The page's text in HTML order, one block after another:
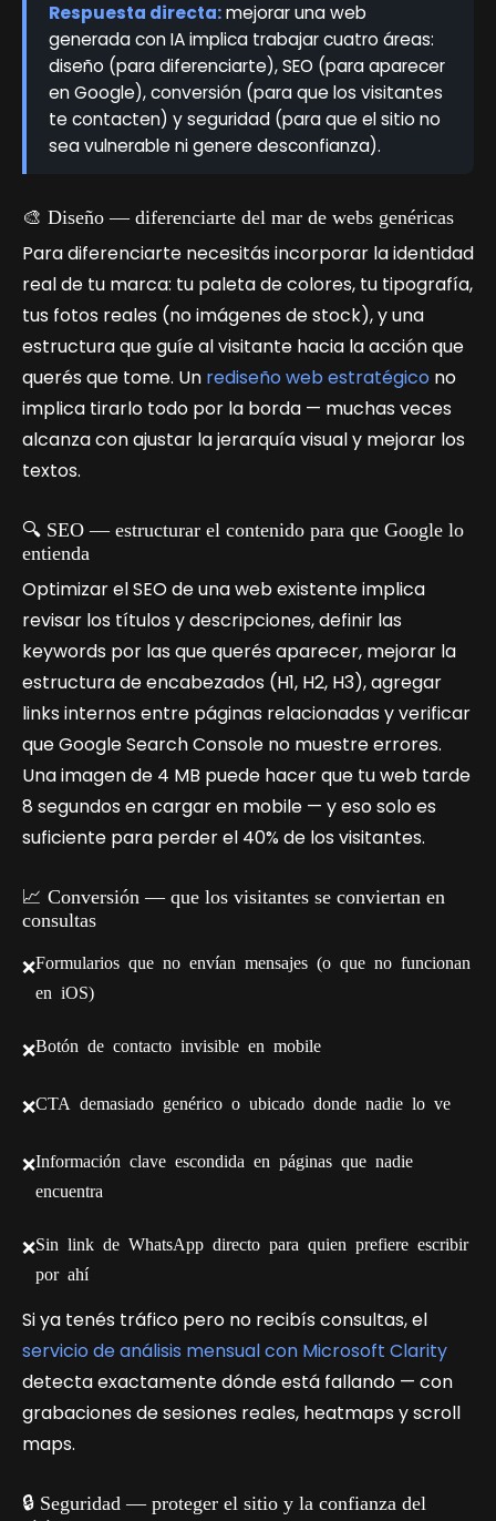
Respuesta directa:mejorar una web
generada con IA implica trabajar cuatro áreas:
diseño (para diferenciarte), SEO (para aparecer
en Google), conversión (para que los visitantes
te contacten) y seguridad (para que el sitio no
sea vulnerable ni genere desconfianza).
🎨 Diseño — diferenciarte del mar de webs genéricas
Para diferenciarte necesitás incorporar la identidad
real de tu marca: tu paleta de colores, tu tipografía,
tus fotos reales (no imágenes de stock), y una
estructura que guíe al visitante hacia la acción que
querés que tome. Un rediseño web estratégico no
implica tirarlo todo por la borda — muchas veces
alcanza con ajustar la jerarquía visual y mejorar los
textos.
🔍 SEO — estructurar el contenido para que Google lo
entienda
Optimizar el SEO de una web existente implica
revisar los títulos y descripciones, definir las
keywords por las que querés aparecer, mejorar la
estructura de encabezados (H1, H2, H3), agregar
links internos entre páginas relacionadas y verificar
que Google Search Console no muestre errores.
Una imagen de 4 MB puede hacer que tu web tarde
8 segundos en cargar en mobile — y eso solo es
suficiente para perder el 40% de los visitantes.
📈 Conversión — que los visitantes se conviertan en
consultas
❌Formularios que no envían mensajes (o que no funcionan
en iOS)
❌Botón de contacto invisible en mobile
❌CTA demasiado genérico o ubicado donde nadie lo ve
❌Información clave escondida en páginas que nadie
encuentra
❌Sin link de WhatsApp directo para quien prefiere escribir
por ahí
Si ya tenés tráfico pero no recibís consultas, el
servicio de análisis mensual con Microsoft Clarity
detecta exactamente dónde está fallando — con
grabaciones de sesiones reales, heatmaps y scroll
maps.
🔒 Seguridad — proteger el sitio y la confianza del